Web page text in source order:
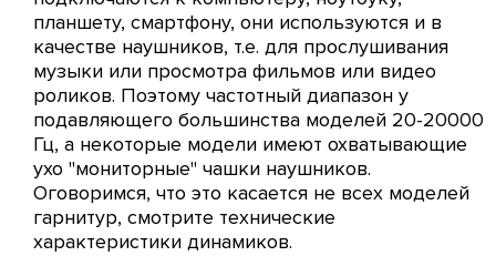
планшету, смартфону, они используются и в
качестве наушников, т.е. для прослушивания
музыки или просмотра фильмов или видео
роликов. Поэтому частотный диапазон у
подавляющего большинства моделей 20-20000
Гц, а некоторые модели имеют охватывающие
ухо "мониторные" чашки наушников.
Оговоримся, что это касается не всех моделей
гарнитур, смотрите технические
характеристики динамиков.